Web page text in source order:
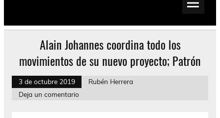
Alain Johannes coordina todo los
movimientos de su nuevo proyecto; Patrón
3 de octubre 2019
Rubén Herrera
Deja un comentario